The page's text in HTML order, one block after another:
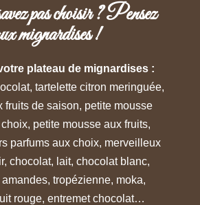
pas choisir ? Pensez
mignardises !
plateau de mignardises :
tartelette citron meringuée,
fruits de saison, petite mousse
petite mousse aux fruits,
parfums aux choix, merveilleux
chocolat, lait, chocolat blanc,
tropézienne, moka,
rouge, entremet chocolat…